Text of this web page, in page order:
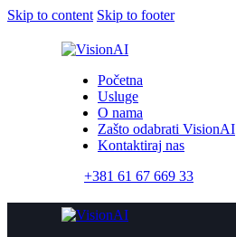
Skip to content Skip to footer
Početna
Usluge
O nama
Zašto odabrati VisionAI
Kontaktiraj nas
+381 61 67 669 33